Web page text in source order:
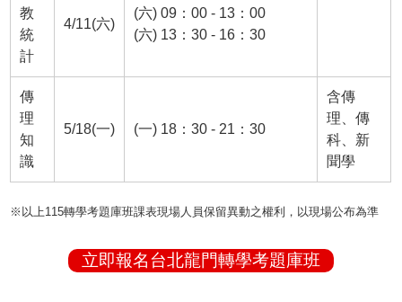
教
統
計
4/11(六)
(六) 09：00 - 13：00
(六) 13：30 - 16：30
傳
理
知
識
5/18(一) (一) 18：30 - 21：30
含傳
理、傳
科、新
聞學
※以上115轉學考題庫班課表現場人員保留異動之權利，以現場公布為準
立即報名台北龍門轉學考題庫班